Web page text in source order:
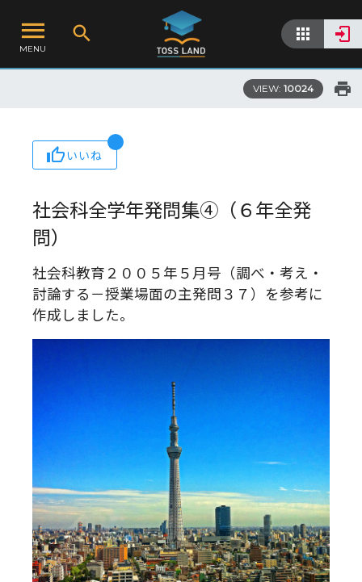
MENU
VIEW: 10024
いいね
社会科全学年発問集④（６年全発
問）
社会科教育２００５年５月号（調べ・考え・
討論する－授業場面の主発問３７）を参考に
作成しました。